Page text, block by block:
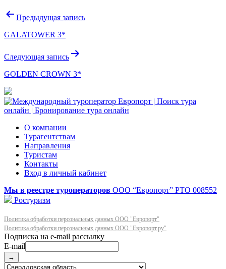
Навигация
записям
Предыдущая запись
GALATOWER 3*
Следующая запись
GOLDEN CROWN 3*
О компании
Турагентствам
Направления
Туристам
Контакты
Вход в личный кабинет
Мы в реестре туроператоров ООО “Европорт” РТО 008552
Ростуризм
Политика обработки персональных данных ООО "Европорт"
Политика обработки персональных данных ООО "Европорт.ру"
E-mail
→